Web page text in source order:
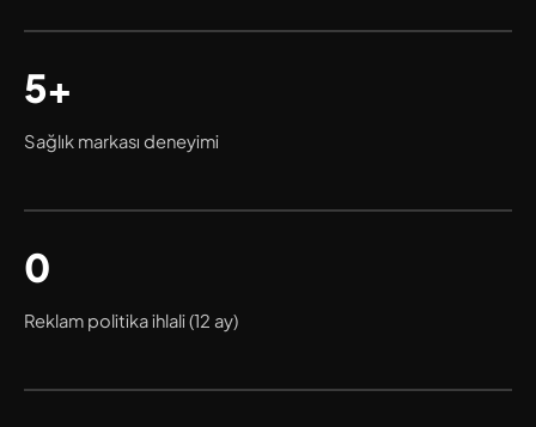
5+
Sağlık markası deneyimi
0
Reklam politika ihlali (12 ay)